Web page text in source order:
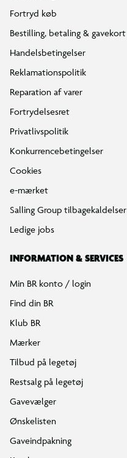
Fortryd køb
Bestilling, betaling & gavekort
Handelsbetingelser
Reklamationspolitik
Reparation af varer
Fortrydelsesret
Privatlivspolitik
Konkurrencebetingelser
Cookies
e-mærket
Salling Group tilbagekaldelser
Ledige jobs
INFORMATION & SERVICES
Min BR konto / login
Find din BR
Klub BR
Mærker
Tilbud på legetøj
Restsalg på legetøj
Gavevælger
Ønskelisten
Gaveindpakning